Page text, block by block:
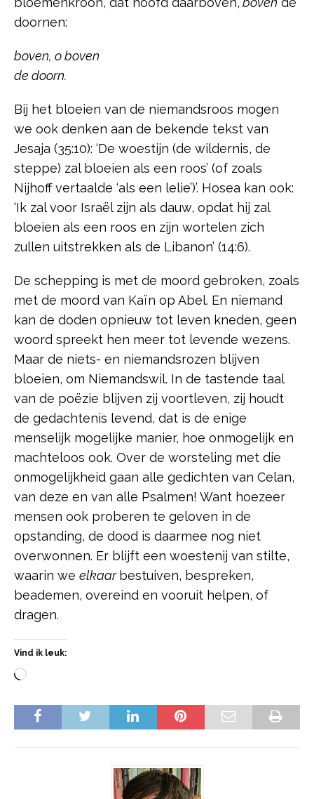
doornen:
boven, o boven
de doorn.
Bij het bloeien van de niemandsroos mogen
we ook denken aan de bekende tekst van
Jesaja (35:10): ‘De woestijn (de wildernis, de
steppe) zal bloeien als een roos’ (of zoals
Nijhoff vertaalde ‘als een lelie’)’. Hosea kan ook:
‘Ik zal voor Israël zijn als dauw, opdat hij zal
bloeien als een roos en zijn wortelen zich
zullen uitstrekken als de Libanon’ (14:6).
De schepping is met de moord gebroken, zoals
met de moord van Kaïn op Abel. En niemand
kan de doden opnieuw tot leven kneden, geen
woord spreekt hen meer tot levende wezens.
Maar de niets- en niemandsrozen blijven
bloeien, om Niemandswil. In de tastende taal
van de poëzie blijven zij voortleven, zij houdt
de gedachtenis levend, dat is de enige
menselijk mogelijke manier, hoe onmogelijk en
machteloos ook. Over de worsteling met die
onmogelijkheid gaan alle gedichten van Celan,
van deze en van alle Psalmen! Want hoezeer
mensen ook proberen te geloven in de
opstanding, de dood is daarmee nog niet
overwonnen. Er blijft een woestenij van stilte,
waarin we elkaar bestuiven, bespreken,
beademen, overeind en vooruit helpen, of
dragen.
Vind ik leuk: